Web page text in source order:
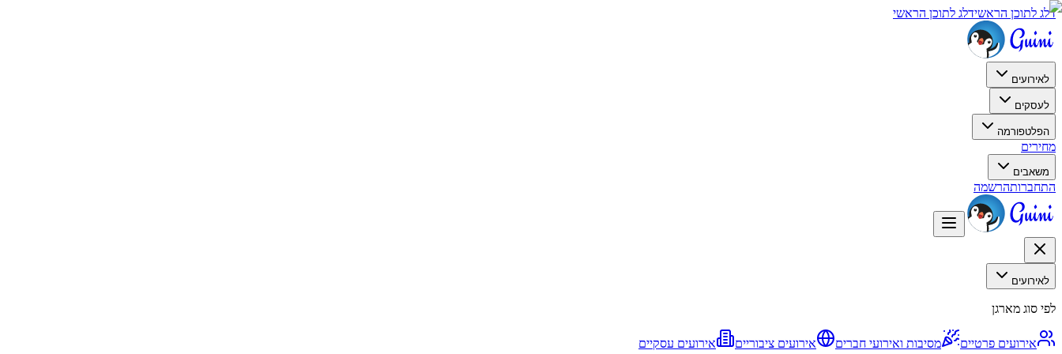
דלג לתוכן הראשידלג לתוכן הראשי
לאירועים
לעסקים
הפלטפורמה
מחירים
משאבים
התחברותהרשמה
לאירועים
לפי סוג מארגן
אירועים פרטיים מסיבות ואירועי חברים אירועים ציבוריים
אירועים עסקיים